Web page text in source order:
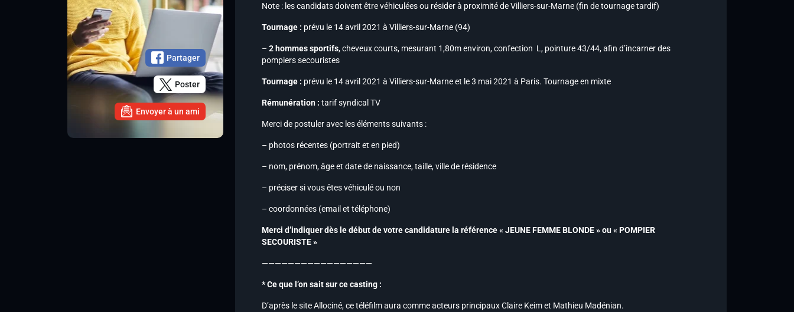
Partager
Poster
Envoyer à un ami
Note : les candidats doivent être véhiculées ou résider à proximité de Villiers-sur-Marne (fin de tournage tardif)
Tournage : prévu le 14 avril 2021 à Villiers-sur-Marne (94)
– 2 hommes sportifs, cheveux courts, mesurant 1,80m environ, confection L, pointure 43/44, afin d’incarner des
pompiers secouristes
Tournage : prévu le 14 avril 2021 à Villiers-sur-Marne et le 3 mai 2021 à Paris. Tournage en mixte
Rémunération : tarif syndical TV
Merci de postuler avec les éléments suivants :
– photos récentes (portrait et en pied)
– nom, prénom, âge et date de naissance, taille, ville de résidence
– préciser si vous êtes véhiculé ou non
– coordonnées (email et téléphone)
Merci d’indiquer dès le début de votre candidature la référence « JEUNE FEMME BLONDE » ou « POMPIER
SECOURISTE »
—————————————————
* Ce que l’on sait sur ce casting :
D’après le site Allociné, ce téléfilm aura comme acteurs principaux Claire Keim et Mathieu Madénian.